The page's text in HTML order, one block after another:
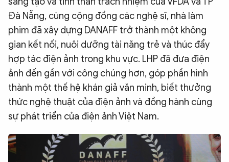
Đà Nẵng, cùng cộng đồng các nghệ sĩ, nhà làm
phim đã xây dựng DANAFF trở thành một không
gian kết nối, nuôi dưỡng tài năng trẻ và thúc đẩy
hợp tác điện ảnh trong khu vực. LHP đã đưa điện
ảnh đến gần với công chúng hơn, góp phần hình
thành một thế hệ khán giả văn minh, biết thưởng
thức nghệ thuật của điện ảnh và đồng hành cùng
sự phát triển của điện ảnh Việt Nam.